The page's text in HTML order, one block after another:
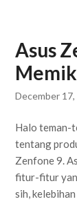
Asus
December 17,
Halo teman-
tentang
Zenfone 9.
fitur-fitur
sih,